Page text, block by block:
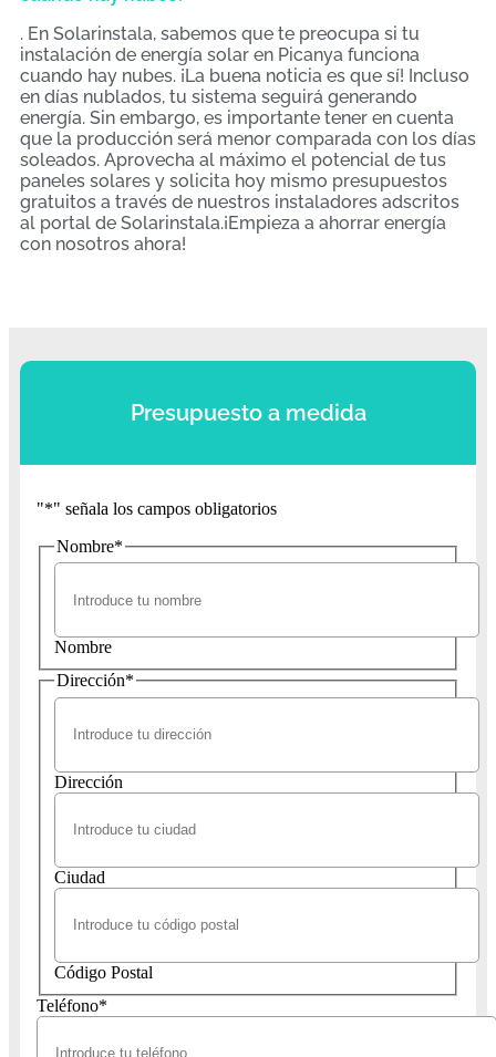
. En Solarinstala, sabemos que te preocupa si tu
instalación de energía solar en Picanya funciona
cuando hay nubes. ¡La buena noticia es que sí! Incluso
en días nublados, tu sistema seguirá generando
energía. Sin embargo, es importante tener en cuenta
que la producción será menor comparada con los días
soleados. Aprovecha al máximo el potencial de tus
paneles solares y solicita hoy mismo presupuestos
gratuitos a través de nuestros instaladores adscritos
al portal de Solarinstala.¡Empieza a ahorrar energía
con nosotros ahora!
Presupuesto a medida
"*" señala los campos obligatorios
Nombre*
Nombre
Dirección*
Dirección
Ciudad
Código Postal
Teléfono*